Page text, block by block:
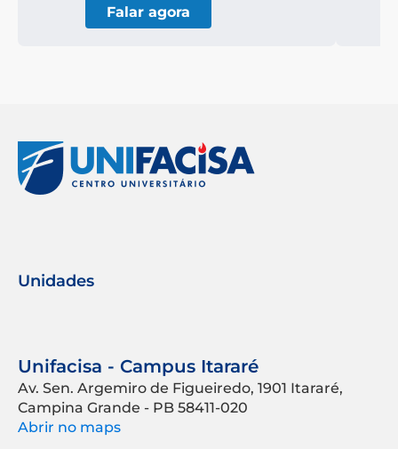
Falar agora
Unidades
Unifacisa - Campus Itararé
Av. Sen. Argemiro de Figueiredo, 1901 Itararé,
Campina Grande - PB 58411-020
Abrir no maps